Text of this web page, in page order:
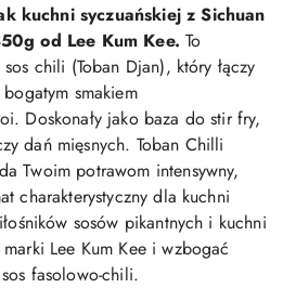
kuchni syczuańskiej z Sichuan
od Lee Kum Kee. To
chili (Toban Djan), który łączy
smakiem
Doskonały jako baza do stir fry,
dań mięsnych. Toban Chilli
Twoim potrawom intensywny,
charakterystyczny dla kuchni
sosów pikantnych i kuchni
Lee Kum Kee i wzbogać
fasolowo-chili.